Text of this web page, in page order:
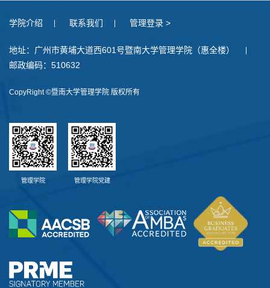
学院介绍 联系我们 管理登录 >
地址：广州市黄埔大道西601号暨南大学管理学院（惠全楼）
邮政编码：510632
CopyRight ©暨南大学管理学院 版权所有
管理学院 管理学院党建